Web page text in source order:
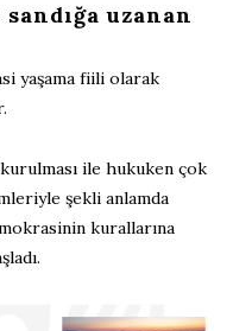
uzanan
yaşama fiili olarak
ile hukuken çok
şekli anlamda
kurallarına